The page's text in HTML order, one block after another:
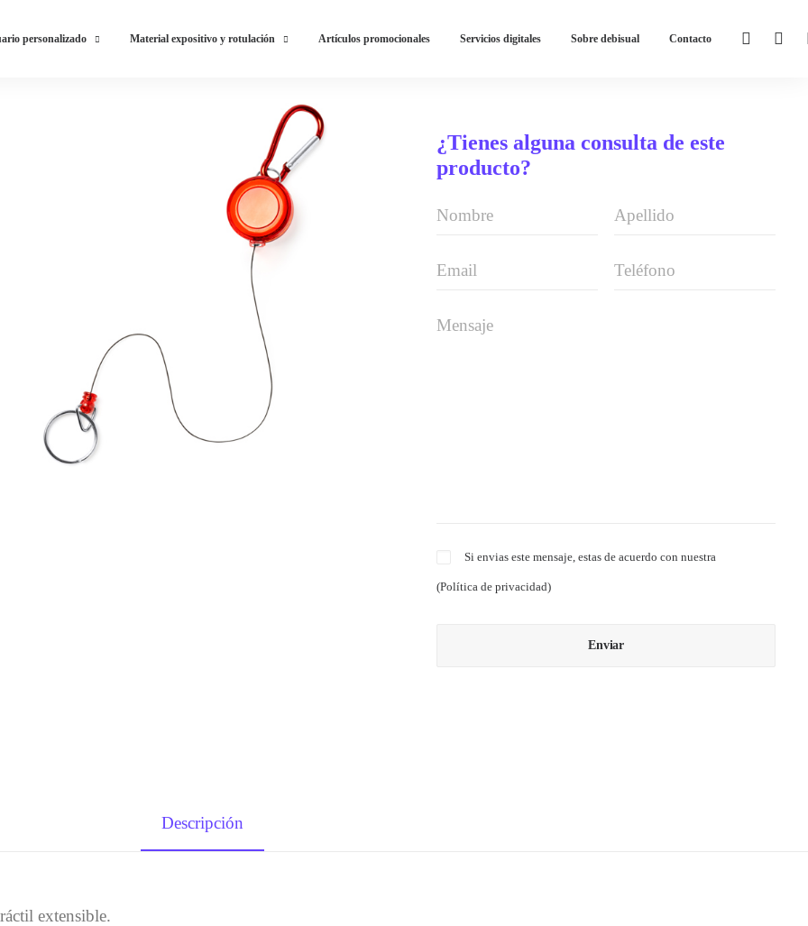
personalizado Material expositivo y rotulación Artículos promocionales Servicios digitales Sobre debisual Contacto
¿Tienes alguna consulta de este
producto?
Si envias este mensaje, estas de acuerdo con nuestra
(Política de privacidad)
Descripción
extensible.